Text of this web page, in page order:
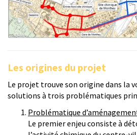
Les origines du projet​
Le projet trouve son origine dans la
solutions à trois problématiques
Problématique
Le premier enjeu consiste à